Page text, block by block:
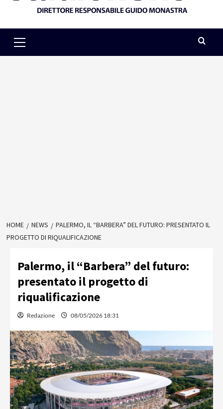
Menu
HOME NEWS
PALERMO, IL “BARBERA” DEL FUTURO: PRESENTATO IL
PROGETTO DI RIQUALIFICAZIONE
Palermo, il “Barbera” del futuro:
presentato il progetto di
riqualificazione
Redazione 08/05/2026 18:31